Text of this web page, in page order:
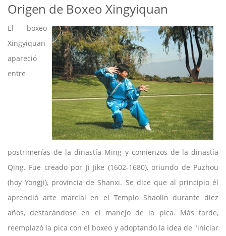
Origen de Boxeo Xingyiquan
El boxeo
Xingyiquan
apareció
entre
postrimerías de la dinastía Ming y comienzos de la dinastía
Qing. Fue creado por Ji Jike (1602-1680), oriundo de Puzhou
(hoy Yongji), provincia de Shanxi. Se dice que al principio él
aprendió arte marcial en el Templo Shaolin durante diez
años, destacándose en el manejo de la pica. Más tarde,
reemplazó la pica con el boxeo y adoptando la idea de "iniciar